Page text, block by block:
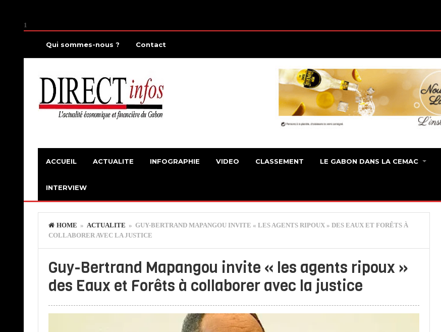
1
Qui sommes-nous ? Contact
ACCUEIL ACTUALITE INFOGRAPHIE VIDEO CLASSEMENT LE GABON DANS LA CEMAC
INTERVIEW
HOME » ACTUALITE » GUY-BERTRAND MAPANGOU INVITE « LES AGENTS RIPOUX » DES EAUX ET FORÊTS À
COLLABORER AVEC LA JUSTICE
Guy-Bertrand Mapangou invite « les agents ripoux »
des Eaux et Forêts à collaborer avec la justice